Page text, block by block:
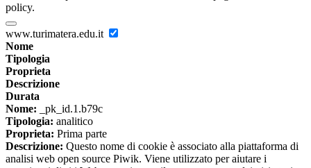
policy.
www.turimatera.edu.it
Nome
Tipologia
Proprieta
Descrizione
Durata
Nome: _pk_id.1.b79c
Tipologia: analitico
Proprieta: Prima parte
Descrizione: Questo nome di cookie è associato alla piattaforma di
analisi web open source Piwik. Viene utilizzato per aiutare i